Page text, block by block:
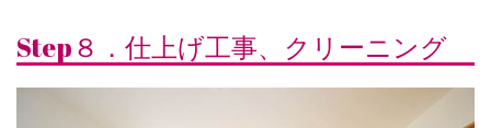
Step８．仕上げ工事、クリーニング